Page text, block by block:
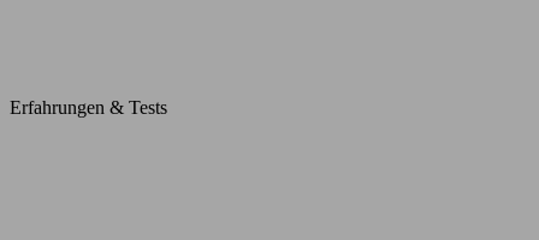
Erfahrungen & Tests